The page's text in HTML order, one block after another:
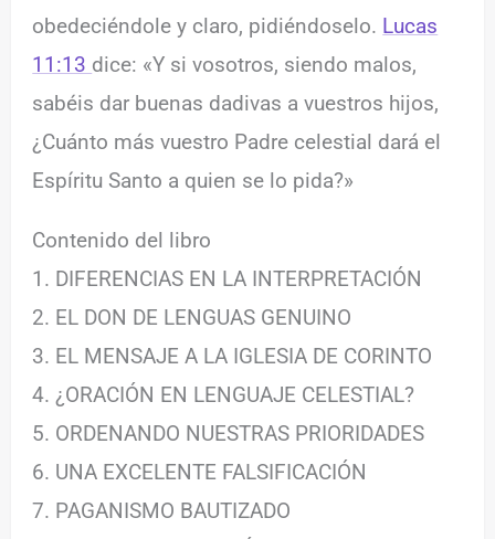
obedeciéndole y claro, pidiéndoselo. Lucas
11:13 dice: «Y si vosotros, siendo malos,
sabéis dar buenas dadivas a vuestros hijos,
¿Cuánto más vuestro Padre celestial dará el
Espíritu Santo a quien se lo pida?»
Contenido del libro
1. DIFERENCIAS EN LA INTERPRETACIÓN
2. EL DON DE LENGUAS GENUINO
3. EL MENSAJE A LA IGLESIA DE CORINTO
4. ¿ORACIÓN EN LENGUAJE CELESTIAL?
5. ORDENANDO NUESTRAS PRIORIDADES
6. UNA EXCELENTE FALSIFICACIÓN
7. PAGANISMO BAUTIZADO